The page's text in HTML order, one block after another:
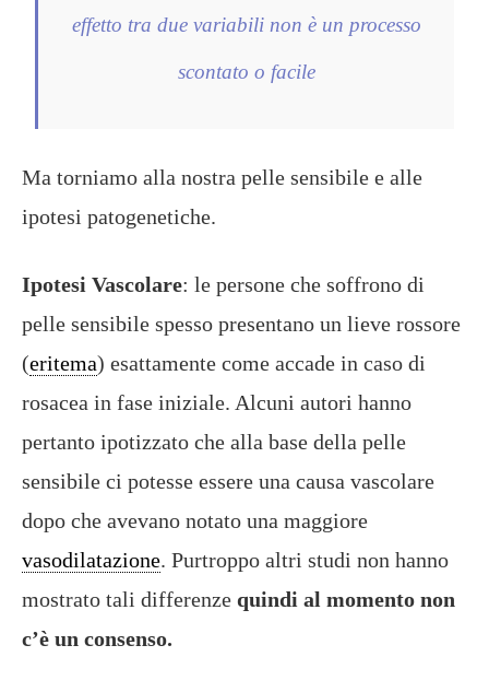
effetto tra due variabili non è un processo
scontato o facile
Ma torniamo alla nostra pelle sensibile e alle
ipotesi patogenetiche.
Ipotesi Vascolare: le persone che soffrono di
pelle sensibile spesso presentano un lieve rossore
(eritema) esattamente come accade in caso di
rosacea in fase iniziale. Alcuni autori hanno
pertanto ipotizzato che alla base della pelle
sensibile ci potesse essere una causa vascolare
dopo che avevano notato una maggiore
vasodilatazione. Purtroppo altri studi non hanno
mostrato tali differenze quindi al momento non
c’è un consenso.